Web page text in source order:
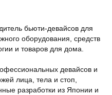
бьюти-девайсов для
оборудования, средств
и товаров для дома.
девайсов и
лица, тела и стоп,
разработки из Японии и